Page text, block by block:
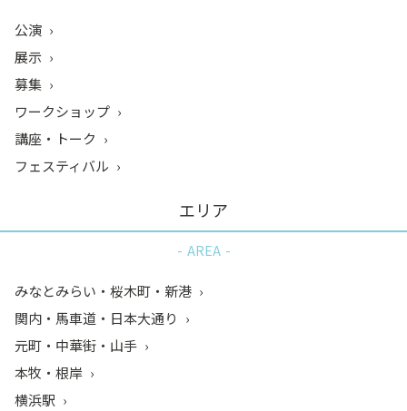
公演
展示
募集
ワークショップ
講座・トーク
フェスティバル
エリア
AREA
みなとみらい・桜木町・新港
関内・馬車道・日本大通り
元町・中華街・山手
本牧・根岸
横浜駅